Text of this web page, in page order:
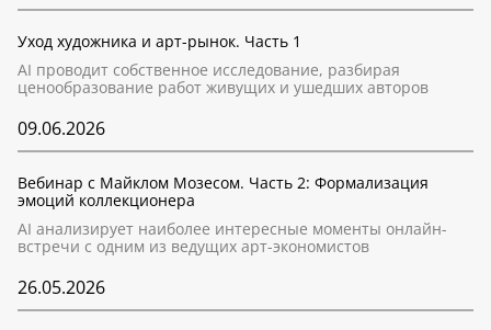
Уход художника и арт-рынок. Часть 1
AI проводит собственное исследование, разбирая
ценообразование работ живущих и ушедших авторов
09.06.2026
Вебинар с Майклом Мозесом. Часть 2: Формализация
эмоций коллекционера
AI анализирует наиболее интересные моменты онлайн-
встречи с одним из ведущих арт-экономистов
26.05.2026